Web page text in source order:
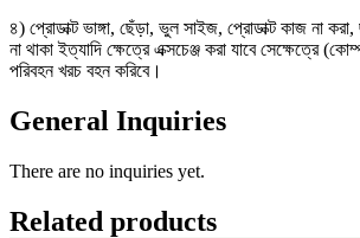
৪) প্রোডাক্ট ভাঙ্গা, ছেঁড়া, ভুল সাইজ, প্রোডাক্ট কাজ না করা,
না থাকা ইত্যাদি ক্ষেত্রে এক্সচেঞ্জ করা যাবে সেক্ষেত্রে
পরিবহন খরচ বহন করিবে।
General Inquiries
There are no inquiries yet.
Related products